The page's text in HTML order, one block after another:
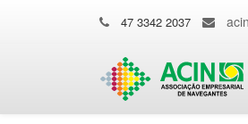
47 3342 2037